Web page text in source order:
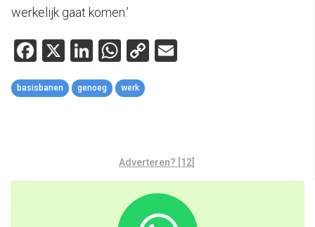
werkelijk gaat komen.’
Facebook
X LinkedIn
WhatsApp
Copy
basisbanen genoeg werk
Adverteren? [12]